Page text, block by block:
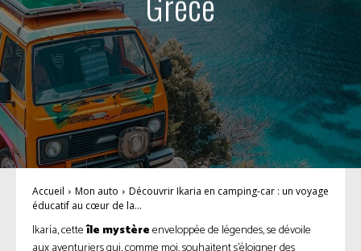
Accueil Mon auto
Découvrir Ikaria en camping-car : un voyage
éducatif au cœur de la...
Ikaría, cetteîle mystèreenveloppée de légendes, se dévoile